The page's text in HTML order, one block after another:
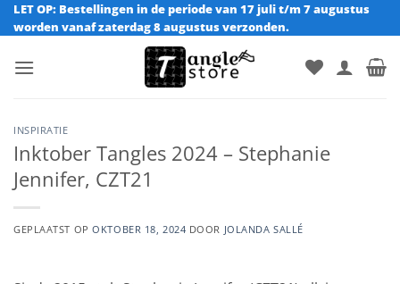
Ga
naar
LET OP: Bestellingen in de periode van 17 juli t/m 7 augustus
worden vanaf zaterdag 8 augustus verzonden.
INSPIRATIE
Inktober Tangles 2024 – Stephanie
Jennifer, CZT21
GEPLAATST OPOKTOBER 18, 2024 DOOR JOLANDA SALLÉ